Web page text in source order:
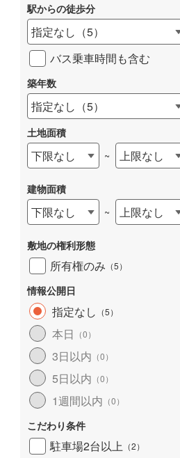
駅からの徒歩分
指定なし （5）
バス乗車時間も含む
築年数
指定なし （5）
土地面積
下限なし ~ 上限なし
建物面積
下限なし ~ 上限なし
敷地の権利形態
所有権のみ （5）
情報公開日
指定なし （5）
本日 （0）
3日以内 （0）
5日以内 （0）
1週間以内 （0）
こだわり条件
駐車場2台以上 （2）